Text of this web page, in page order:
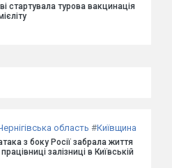
стартувала турова вакцинація
область #Київщина
з боку Росії забрала життя
залізниці в Київській